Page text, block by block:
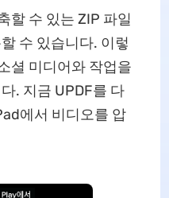
할 수 있는 ZIP 파일
수 있습니다. 이렇
셜 미디어와 작업을
. 지금 UPDF를 다
에서 비디오를 압